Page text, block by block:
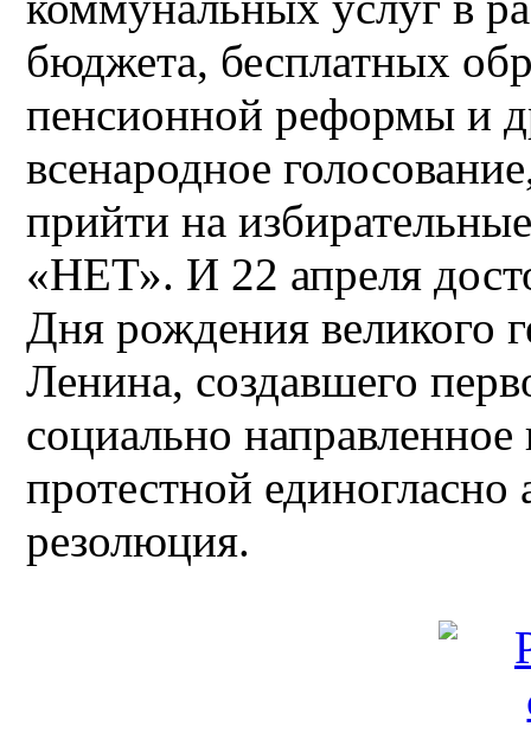
бюджета, бесплатных
пенсионной реформы и
всенародное
прийти на
«НЕТ». И 22 апреля
Дня рождения великого
Ленина, создавшего
социально
протестной
резолюция.